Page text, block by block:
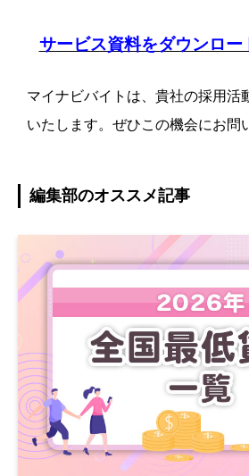
サービス資料をダウンロー
マイナビバイトは、貴社の採用活
いたします。ぜひこの機会にお問
編集部のオススメ記事